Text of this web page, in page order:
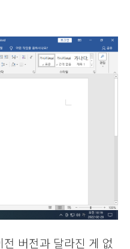
버전과 달라진 게 없